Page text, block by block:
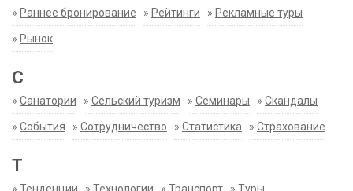
» Раннее бронирование » Рейтинги » Рекламные туры
» Рынок
С
» Санатории » Сельский туризм » Семинары » Скандалы
» События » Сотрудничество » Статистика » Страхование
Т